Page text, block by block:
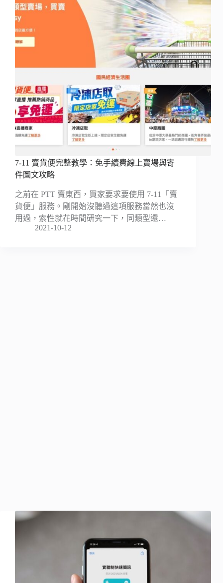
7-11 賣貨便完整教學：免手續費線上賣場與寄
件圖文攻略
之前在 PTT 賣東西，買家要求要使用 7-11「賣
貨便」服務。剛開始沒聽過這項服務當然也沒
用過，索性就花時間研究一下，同類型還…
2021-10-12